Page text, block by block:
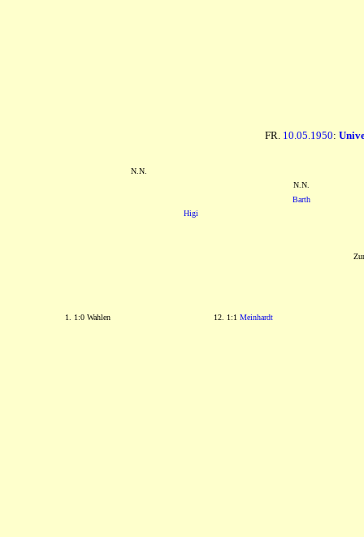
FR. 10.05.1950:
N.N.
N.N.
Barth
Higi
1. 1:0 Wahlen 12. 1:1 Meinhardt